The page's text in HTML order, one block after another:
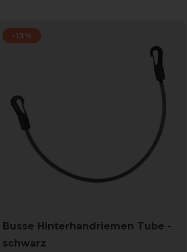
-13%
Busse Hinterhandriemen Tube -
schwarz